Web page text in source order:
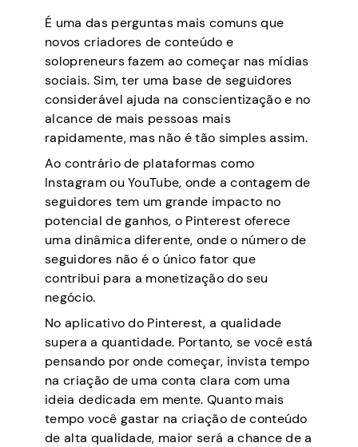
É uma das perguntas mais comuns que
novos criadores de conteúdo e
solopreneurs fazem ao começar nas mídias
sociais. Sim, ter uma base de seguidores
considerável ajuda na conscientização e no
alcance de mais pessoas mais
rapidamente, mas não é tão simples assim.
Ao contrário de plataformas como
Instagram ou YouTube, onde a contagem de
seguidores tem um grande impacto no
potencial de ganhos, o Pinterest oferece
uma dinâmica diferente, onde o número de
seguidores não é o único fator que
contribui para a monetização do seu
negócio.
No aplicativo do Pinterest, a qualidade
supera a quantidade. Portanto, se você está
pensando por onde começar, invista tempo
na criação de uma conta clara com uma
ideia dedicada em mente. Quanto mais
tempo você gastar na criação de conteúdo
de alta qualidade, maior será a chance de a